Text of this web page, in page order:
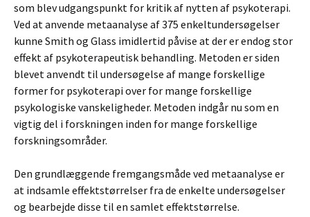
som blev udgangspunkt for kritik af nytten af psykoterapi.
Ved at anvende metaanalyse af 375 enkeltundersøgelser
kunne Smith og Glass imidlertid påvise at der er endog stor
effekt af psykoterapeutisk behandling. Metoden er siden
blevet anvendt til undersøgelse af mange forskellige
former for psykoterapi over for mange forskellige
psykologiske vanskeligheder. Metoden indgår nu som en
vigtig del i forskningen inden for mange forskellige
forskningsområder.
Den grundlæggende fremgangsmåde ved metaanalyse er
at indsamle effektstørrelser fra de enkelte undersøgelser
og bearbejde disse til en samlet effektstørrelse.